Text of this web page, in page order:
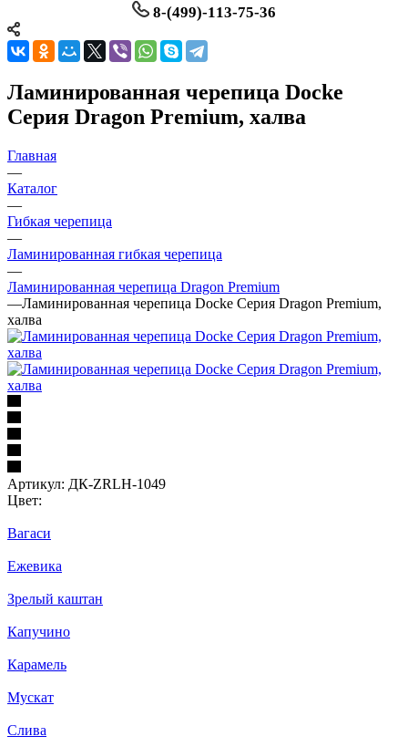
8-(499)-113-75-36
Ламинированная черепица Docke
Серия Dragon Premium, халва
Главная
—
Каталог
—
Гибкая черепица
—
Ламинированная гибкая черепица
—
Ламинированная черепица Dragon Premium
—Ламинированная черепица Docke Серия Dragon Premium,
халва
Артикул: ДК-ZRLH-1049
Цвет:
Вагаси
Ежевика
Зрелый каштан
Капучино
Карамель
Мускат
Слива